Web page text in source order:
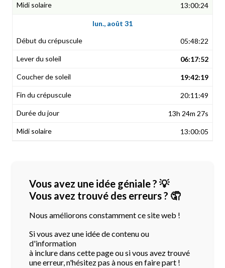
13:00:24
lun., août 31
05:48:22
06:17:52
19:42:19
20:11:49
13h 24m 27s
13:00:05
Vous avez une idée géniale ? 💡
Vous avez trouvé des erreurs ? 🤦
Nous améliorons constamment ce site web !
Si vous avez une idée de contenu ou
d'information
à inclure dans cette page ou si vous avez trouvé
une erreur, n'hésitez pas à nous en faire part !